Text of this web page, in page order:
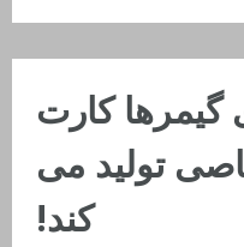
گیمرها کارت
تولید می
کند!